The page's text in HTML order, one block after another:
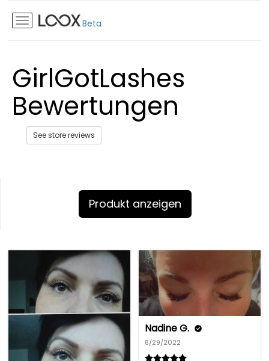
Beta
GirlGotLashes
Bewertungen
See store reviews
Produkt anzeigen
Nadine G.
8/29/2022